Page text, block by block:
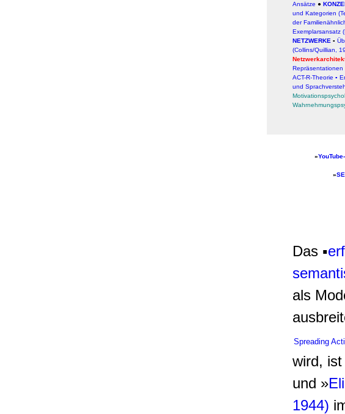
Ansätze ●
und Kategorien
der
Exemplarsansatz
NETZWERKE ▪
(Collins/Quillian,
Repräsentationen
ACT-R-Theorie ▪
und
»
»
Das ▪
als
Spreading
wird,
und »
1944)